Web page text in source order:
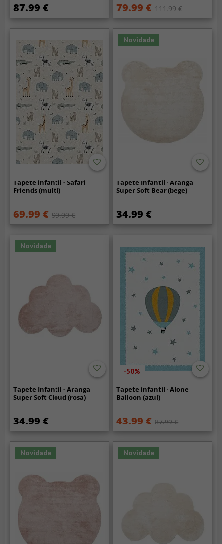
87.99 € 79.99 € 111.99 €
Tapete infantil - Safari
Friends (multi)
69.99 € 99.99 €
Novidade
Tapete Infantil - Aranga
Super Soft Bear (bege)
34.99 €
Novidade
Tapete Infantil - Aranga
Super Soft Cloud (rosa)
34.99 €
-50%
Tapete infantil - Alone
Balloon (azul)
43.99 € 87.99 €
Novidade Novidade